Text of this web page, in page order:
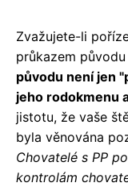
Zvažujete-li
průkazem
původu není jen
jeho rodokmenu
jistotu, že vaše
byla věnována
Chovatelé s PP
kontrolám